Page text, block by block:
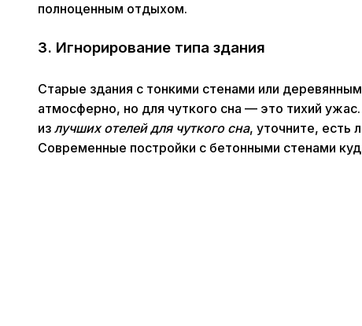
полноценным отдыхом.
3. Игнорирование типа здания
Старые здания с тонкими стенами или
атмосферно, но для чуткого сна — это тихий
из лучших отелей для чуткого сна, уточните, есть
Современные постройки с бетонными стенами